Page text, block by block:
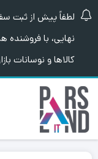
لطفاً پیش از ثبت
نهایی، با فروشنده
کالاها و نوسانات